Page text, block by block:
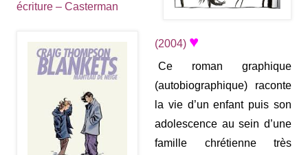
écriture – Casterman
(2004) ♥
Ce roman graphique
(autobiographique) raconte
la vie d’un enfant puis son
adolescence au sein d’une
famille chrétienne très